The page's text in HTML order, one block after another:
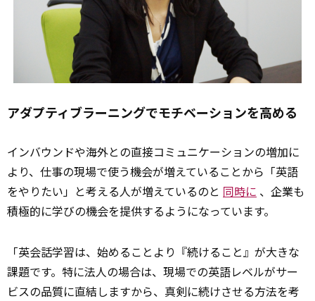
アダプティブラーニングでモチベーションを高める
インバウンドや海外との直接コミュニケーションの増加に
より、仕事の現場で使う機会が増えていることから「英語
をやりたい」と考える人が増えているのと 同時に 、企業も
積極的に学びの機会を提供するようになっています。
「英会話学習は、始めることより『続けること』が大きな
課題です。特に法人の場合は、現場での英語レベルがサー
ビスの品質に直結しますから、真剣に続けさせる方法を考